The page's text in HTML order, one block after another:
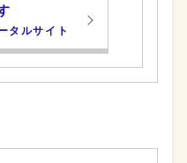
タルサイト